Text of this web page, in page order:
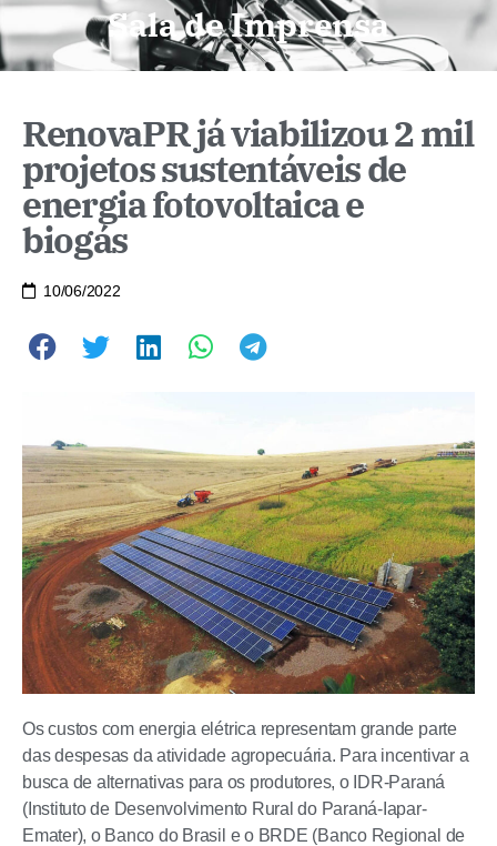
Sala de Imprensa
RenovaPR já viabilizou 2 mil
projetos sustentáveis de
energia fotovoltaica e
biogás
10/06/2022
Os custos com energia elétrica representam grande parte
das despesas da atividade agropecuária. Para incentivar a
busca de alternativas para os produtores, o IDR-Paraná
(Instituto de Desenvolvimento Rural do Paraná-Iapar-
Emater), o Banco do Brasil e o BRDE (Banco Regional de